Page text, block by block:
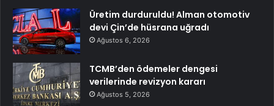
Üretim durduruldu! Alman otomotiv
devi Çin’de hüsrana uğradı
Ağustos 6, 2026
TCMB’den ödemeler dengesi
verilerinde revizyon kararı
Ağustos 5, 2026